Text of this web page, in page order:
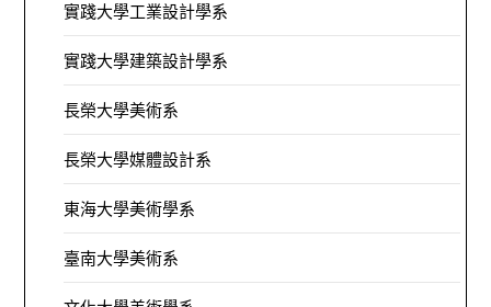
實踐大學工業設計學系
實踐大學建築設計學系
長榮大學美術系
長榮大學媒體設計系
東海大學美術學系
臺南大學美術系